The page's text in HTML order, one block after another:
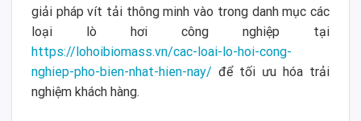
giải pháp vít tải thông minh vào trong danh mục các
loại lò hơi công nghiệp tại
https://lohoibiomass.vn/cac-loai-lo-hoi-cong-
nghiep-pho-bien-nhat-hien-nay/ để tối ưu hóa trải
nghiệm khách hàng.